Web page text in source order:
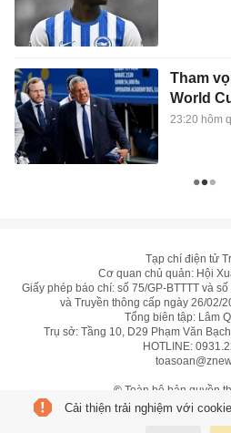
Tham
World
23:20 hôm
Tạp chí điện tử
Cơ quan chủ quản: Hội
Giấy phép báo chí: số 75/GP-BTTTT và
và Truyền thông cấp ngày 26/02/
Tổng biên tập: Lâm
Trụ sở: Tầng 10, D29 Phạm Văn
HOTLINE:
© Toàn bộ bản quyền
Cải thiện trải nghiệm với